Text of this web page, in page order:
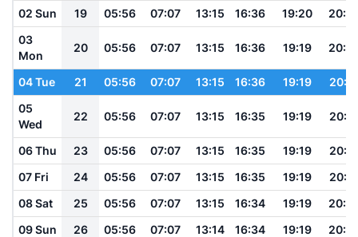
02 Sun
19 05:56 07:07 13:15 16:36 19:20
03
Mon
20 05:56 07:07 13:15 16:36 19:19
04 Tue 21 05:56 07:07 13:15 16:36 19:19
05
Wed
22 05:56 07:07 13:15 16:35 19:19
06 Thu 23 05:56 07:07 13:15 16:35 19:19
07 Fri
24 05:56 07:07 13:15 16:35 19:19
08 Sat
25 05:56 07:07 13:15 16:34 19:19
09 Sun
26 05:56 07:07 13:14 16:34 19:19